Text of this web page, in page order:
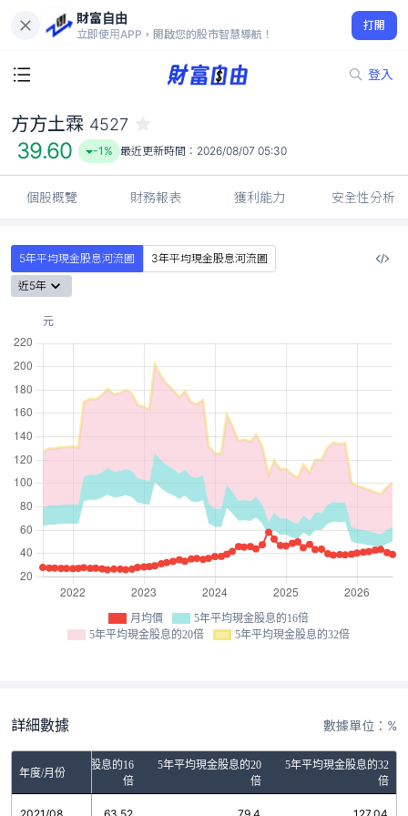
財富自由
立即使用APP，開啟您的股市智慧導航！
打開
登入
39.60
-1%
方方土霖 4527
39.60 -1% 最近更新時間： 2026/08/07 05:30
個股概覽 財務報表 獲利能力 安全性分析
5年平均現金股息河流圖
3年平均現金股息河流圖
近5年
月均價
5年平均現金股息的16倍
5年平均現金股息的20倍
5年平均現金股息的32倍
詳細數據 數據單位：%
年度/月份
5年平均現金股息的16
倍
5年平均現金股息的20
倍
5年平均現金股息的32
倍